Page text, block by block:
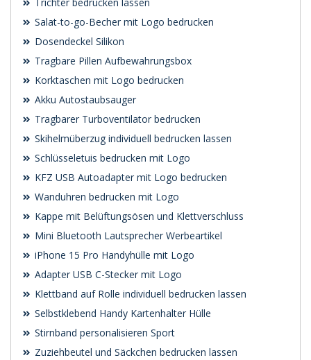
Trichter bedrucken lassen
Salat-to-go-Becher mit Logo bedrucken
Dosendeckel Silikon
Tragbare Pillen Aufbewahrungsbox
Korktaschen mit Logo bedrucken
Akku Autostaubsauger
Tragbarer Turboventilator bedrucken
Skihelmüberzug individuell bedrucken lassen
Schlüsseletuis bedrucken mit Logo
KFZ USB Autoadapter mit Logo bedrucken
Wanduhren bedrucken mit Logo
Kappe mit Belüftungsösen und Klettverschluss
Mini Bluetooth Lautsprecher Werbeartikel
iPhone 15 Pro Handyhülle mit Logo
Adapter USB C-Stecker mit Logo
Klettband auf Rolle individuell bedrucken lassen
Selbstklebend Handy Kartenhalter Hülle
Stirnband personalisieren Sport
Zuziehbeutel und Säckchen bedrucken lassen